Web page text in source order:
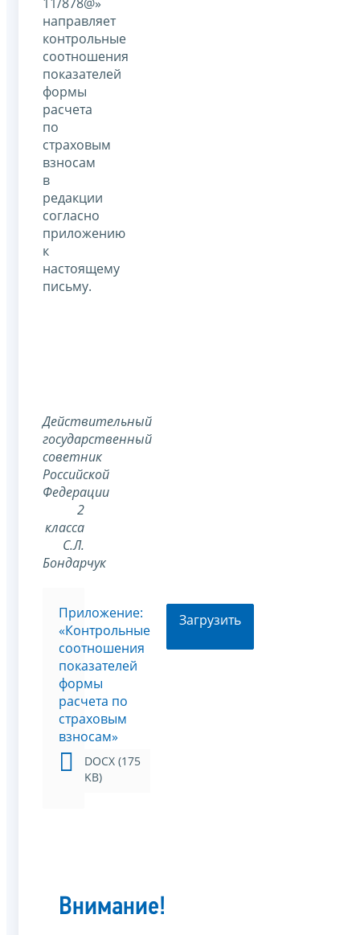
направляет
контрольные
соотношения
показателей
формы
расчета
по
страховым
взносам
в
редакции
согласно
приложению
к
настоящему
письму.
Действительный
государственный
советник
Российской
Федерации
2
класса
С.Л.
Бондарчук
Приложение:
«Контрольные
соотношения
показателей
формы
расчета по
страховым
взносам»
DOCX (175
KB)
Загрузить
Внимание!